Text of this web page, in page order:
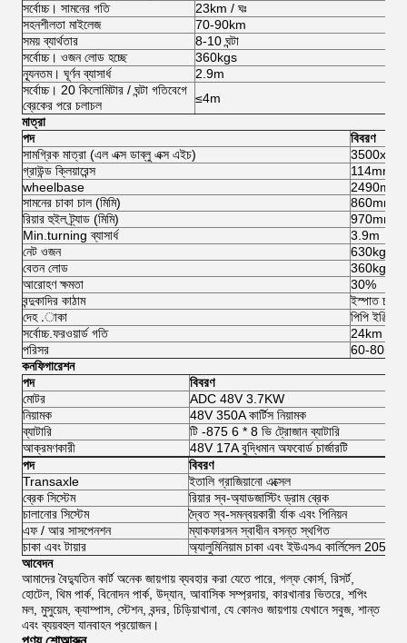
সর্বোচ্চ। সামনের গতি
23km / ঘঃ
সহনশীলতা মাইলেজ
70-90km
সময় ব্যার্থতার
8-10 ঘন্টা
সর্বোচ্চ। ওজন লোড হচ্ছে
360kgs
ন্যূনতম। ঘূর্ণন ব্যাসার্ধ
2.9m
সর্বোচ্চ। 20 কিলোমিটার / ঘন্টা গতিবেগে
ব্রেকের পরে চলাচল
≤4m
মাত্রা
পদ
বিবরণ
সামগ্রিক মাত্রা (এল এক্স ডাব্লু এক্স এইচ)
গ্রাউন্ড ক্লিয়ারেন্স
114mm
wheelbase
2490mm
সামনের চাকা চাল (মিমি)
860mm
রিয়ার হুইল ট্র্যাড (মিমি)
970mm
Min.turning ব্যাসার্ধ
3.9m
নেট ওজন
630kg
বেতন লোড
360kg
আরোহণ ক্ষমতা
30%
বন্দুকাদির কাঠাম
ইস্পাত চ্যাসি
দেহ .াকা
পিপি
সর্বোচ্চ.ফরওয়ার্ড গতি
24km / ঘঃ
পরিসর
60-80km
কনফিগারেশন
পদ
বিবরণ
মোটর
ADC 48V 3.7KW
নিয়ামক
48V 350A কার্টিস নিয়ামক
ব্যাটারি
টি -875 6 * 8 ভি ট্রোজান ব্যাটারি
আক্রমণকারী
48V 17A বুদ্ধিমান অফবোর্ড চার্জারটি
পদ
বিবরণ
Transaxle
ইতালি গ্রাজিয়ানো এক্সেল
ব্রেক সিস্টেম
রিয়ার স্ব-অ্যাডজাস্টিং ড্রাম ব্রেক
চালানোর সিস্টেম
দ্বৈত স্ব-সমন্বয়কারী র্যাক এবং পিনিয়ন
এফ / আর সাসপেনশন
ম্যাকফারসন স্বাধীন বসন্ত স্থগিত
চাকা এবং টায়ার
অ্যালুমিনিয়াম চাকা এবং ইউএসএ কার্লিসেল 205 /
আবেদন
আমাদের বৈদ্যুতিন কার্ট অনেক জায়গায় ব্যবহার করা যেতে পারে, গল্ফ কোর্স, রিসর্ট,
হোটেল, থিম পার্ক, বিনোদন পার্ক, উদ্যান, আবাসিক সম্প্রদায়, কারখানার ভিতরে, শপিং
মল, মুসুয়েম, ক্যাম্পাস, স্টেশন, বন্দর, চিড়িয়াখানা, যে কোনও জায়গায় যেখানে সবুজ, শান্ত
এবং ব্যয়বহুল যানবাহন প্রয়োজন।